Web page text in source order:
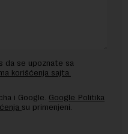
da se upoznate sa
korišćenja sajta.
i Google. Google Politika
su primenjeni.